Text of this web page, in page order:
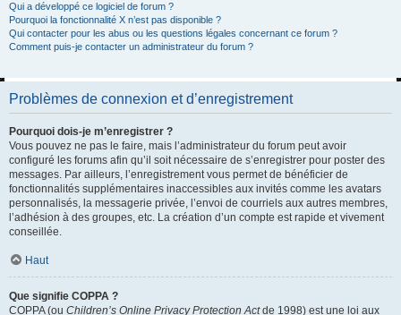
Qui a développé ce logiciel de forum ?
Pourquoi la fonctionnalité X n’est pas disponible ?
Qui contacter pour les abus ou les questions légales concernant ce forum ?
Comment puis-je contacter un administrateur du forum ?
Problèmes de connexion et d’enregistrement
Pourquoi dois-je m’enregistrer ?
Vous pouvez ne pas le faire, mais l’administrateur du forum peut avoir
configuré les forums afin qu’il soit nécessaire de s’enregistrer pour poster des
messages. Par ailleurs, l’enregistrement vous permet de bénéficier de
fonctionnalités supplémentaires inaccessibles aux invités comme les avatars
personnalisés, la messagerie privée, l’envoi de courriels aux autres membres,
l’adhésion à des groupes, etc. La création d’un compte est rapide et vivement
conseillée.
Haut
Que signifie COPPA ?
COPPA (ou Children’s Online Privacy Protection Actde 1998) est une loi aux